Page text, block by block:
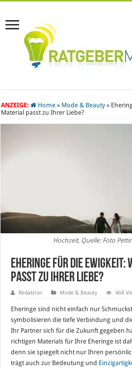
ANZEIGE: Home » Mode & Beauty »
Material passt zu Ihrer Liebe?
Hochzeit, Quelle: Foto
Eheringe für die Ewigkeit:
passt zu Ihrer Liebe?
Redaktion Mode & Beauty 468
Eheringe sind nicht einfach nur
symbolisieren die tiefe Verbindung und
Ihr Partner sich für die Zukunft gegeben
richtigen Materials für Ihre Eheringe ist
denn sie spiegelt nicht nur Ihren
trägt auch zur Bedeutung und